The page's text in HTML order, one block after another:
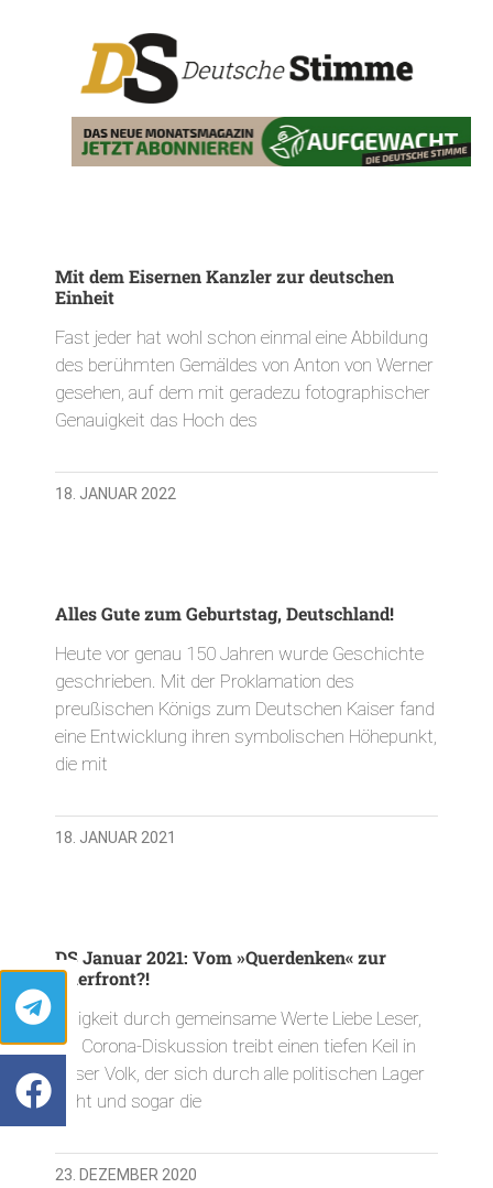
Mit dem Eisernen Kanzler zur deutschen
Einheit
Fast jeder hat wohl schon einmal eine Abbildung
des berühmten Gemäldes von Anton von Werner
gesehen, auf dem mit geradezu fotographischer
Genauigkeit das Hoch des
18. JANUAR 2022
Alles Gute zum Geburtstag, Deutschland!
Heute vor genau 150 Jahren wurde Geschichte
geschrieben. Mit der Proklamation des
preußischen Königs zum Deutschen Kaiser fand
eine Entwicklung ihren symbolischen Höhepunkt,
die mit
18. JANUAR 2021
DS Januar 2021: Vom »Querdenken« zur
Querfront?!
Einigkeit durch gemeinsame Werte Liebe Leser,
die Corona-Diskussion treibt einen tiefen Keil in
unser Volk, der sich durch alle politischen Lager
zieht und sogar die
23. DEZEMBER 2020